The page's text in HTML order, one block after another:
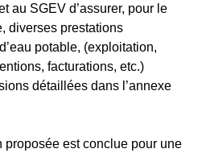
au SGEV d’assurer, pour le
diverses prestations
potable, (exploitation,
facturations, etc.)
détaillées dans l’annexe
proposée est conclue pour une